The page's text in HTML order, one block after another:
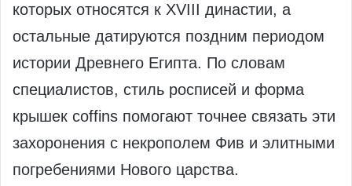
которых относятся к XVIII династии, а
остальные датируются поздним периодом
истории Древнего Египта. По словам
специалистов, стиль росписей и форма
крышек coffins помогают точнее связать эти
захоронения с некрополем Фив и элитными
погребениями Нового царства.